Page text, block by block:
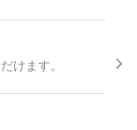
けます。